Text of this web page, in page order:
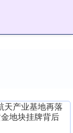
天产业基地再落
地块挂牌背后